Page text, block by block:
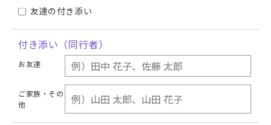
友達の付き添い
付き添い（同行者）
お友達
ご家族・その
他